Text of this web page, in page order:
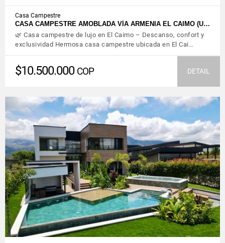
Casa Campestre
CASA CAMPESTRE AMOBLADA VÍA ARMENIA EL CAIMO (U…
🌿 Casa campestre de lujo en El Caimo – Descanso, confort y
exclusividad Hermosa casa campestre ubicada en El Cai…
$10.500.000 COP DETAIL
VIEW DETAILS